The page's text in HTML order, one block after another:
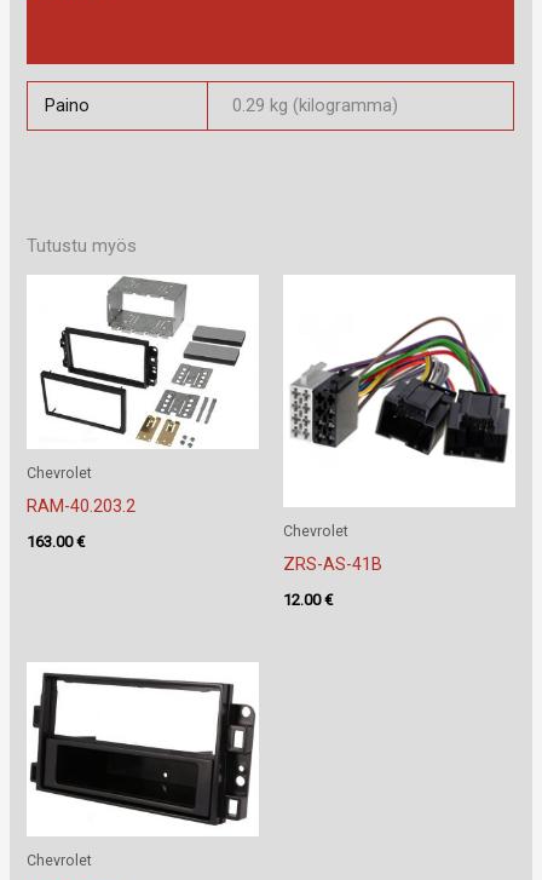
Paino 0.29 kg (kilogramma)
Tutustu myös
Chevrolet
RAM-40.203.2
163.00€
Chevrolet
ZRS-AS-41B
12.00€
Chevrolet